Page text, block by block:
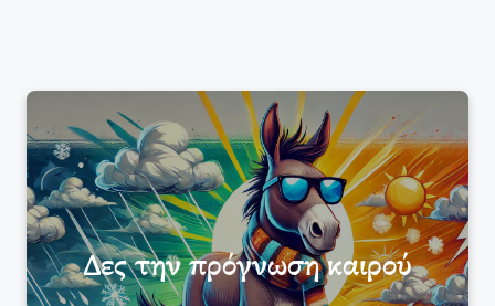
Δες την πρόγνωση καιρού